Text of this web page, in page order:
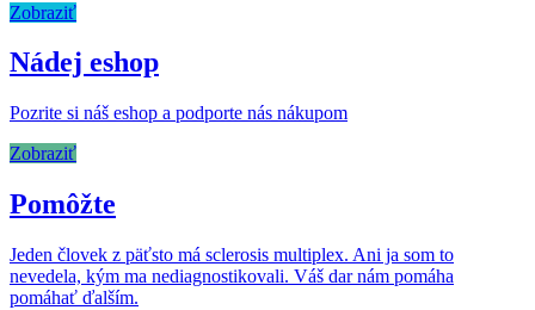
Zobraziť
Nádej eshop
Pozrite si náš eshop a podporte nás nákupom
Zobraziť
Pomôžte
Jeden človek z päťsto má sclerosis multiplex. Ani ja som to
nevedela, kým ma nediagnostikovali. Váš dar nám pomáha
pomáhať ďalším.